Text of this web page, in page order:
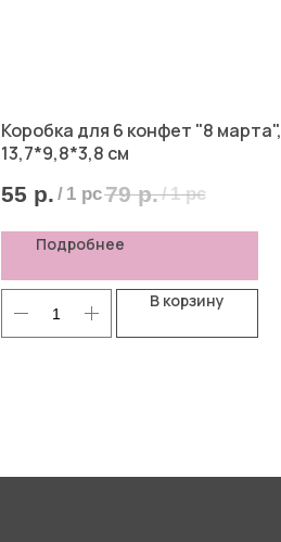
Коробка для 6 конфет "8 марта",
13,7*9,8*3,8 см
55 р. / 1 pc79 р./1 pc
Подробнее
В корзину